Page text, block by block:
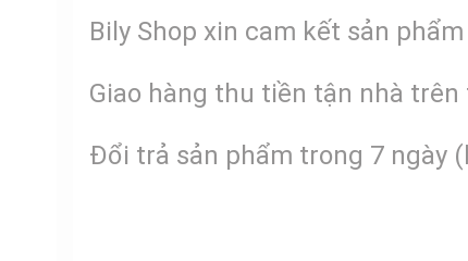
Bily Shop xin cam kết sản
Giao hàng thu tiền tận nhà trên
Đổi trả sản phẩm trong 7 ngày